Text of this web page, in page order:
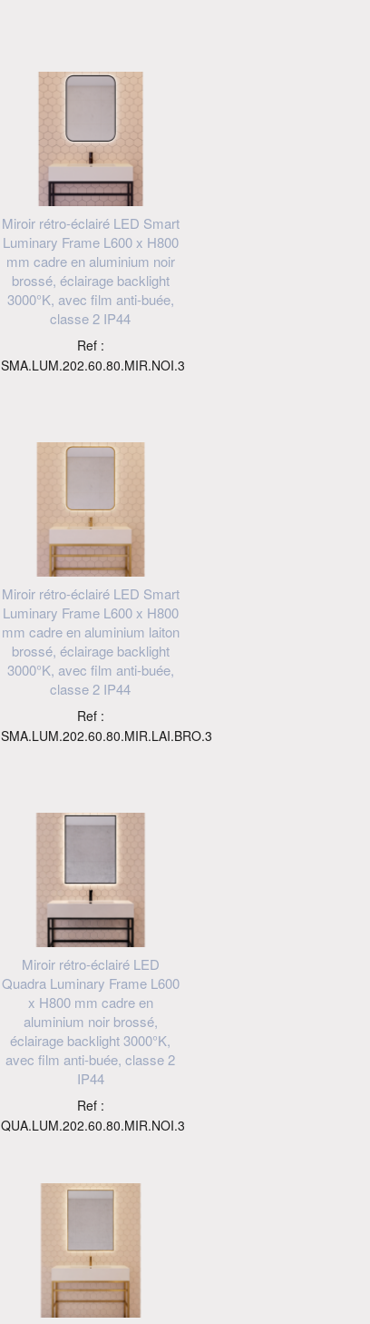
Miroir rétro-éclairé LED Smart
Luminary Frame L600 x H800
mm cadre en aluminium noir
brossé, éclairage backlight
3000°K, avec film anti-buée,
classe 2 IP44
Ref :
SMA.LUM.202.60.80.MIR.NOI.3
Miroir rétro-éclairé LED Smart
Luminary Frame L600 x H800
mm cadre en aluminium laiton
brossé, éclairage backlight
3000°K, avec film anti-buée,
classe 2 IP44
Ref :
SMA.LUM.202.60.80.MIR.LAI.BRO.3
Miroir rétro-éclairé LED
Quadra Luminary Frame L600
x H800 mm cadre en
aluminium noir brossé,
éclairage backlight 3000°K,
avec film anti-buée, classe 2
IP44
Ref :
QUA.LUM.202.60.80.MIR.NOI.3